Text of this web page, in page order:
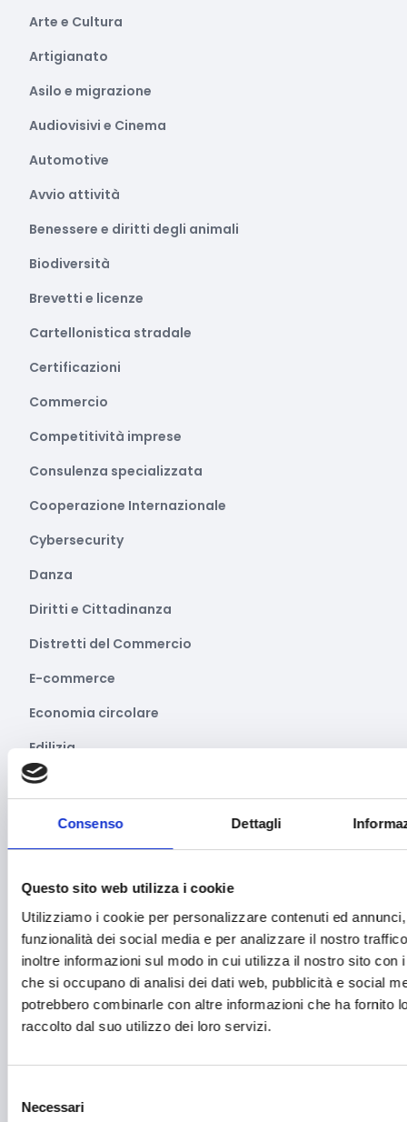
Consenso Dettagli
Questo sito web utilizza i cookie
Utilizziamo i cookie per personalizzare contenuti ed
funzionalità dei social media e per analizzare il nostro
inoltre informazioni sul modo in cui utilizza il nostro sito con
che si occupano di analisi dei dati web, pubblicità e social
potrebbero combinarle con altre informazioni che ha fornito
raccolto dal suo utilizzo dei loro servizi.
delNecessari
Arte e Cultura
Artigianato
Asilo e migrazione
Audiovisivi e Cinema
Automotive
Avvio attività
Benessere e diritti degli animali
Biodiversità
Brevetti e licenze
Cartellonistica stradale
Certificazioni
Commercio
Competitività imprese
Consulenza specializzata
Cooperazione Internazionale
Cybersecurity
Danza
Diritti e Cittadinanza
Distretti del Commercio
E-commerce
Economia circolare
Edilizia
Editoria e informazione
Educazione e istruzione
Emittenti radiofoniche
Energie Rinnovabili
Farmaceutico
Farmacia e/o chimica
Fashion
Festival e mostre